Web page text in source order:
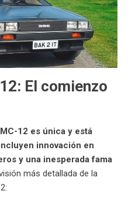
El comienzo
12 es única y está
innovación en
y una inesperada fama
más detallada de la